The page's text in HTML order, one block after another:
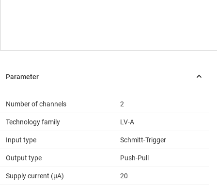
Number of channels 2
Technology family LV-A
Input type Schmitt-Trigger
Output type Push-Pull
Supply current (µA) 20